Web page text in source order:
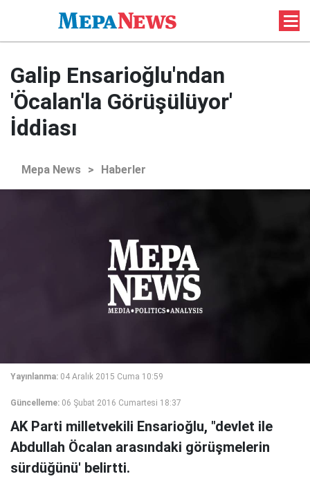
Galip Ensarioğlu'ndan
'Öcalan'la Görüşülüyor'
İddiası
Mepa News > Haberler
Yayınlanma: 04 Aralık 2015 Cuma 10:59
Güncelleme: 06 Şubat 2016 Cumartesi 18:37
AK Parti milletvekili Ensarioğlu, "devlet ile
Abdullah Öcalan arasındaki görüşmelerin
sürdüğünü' belirtti.